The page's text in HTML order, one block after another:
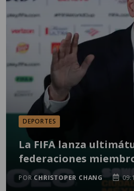
DEPORTES
La FIFA lanza
federaciones
POR CHRISTOPER CHANG